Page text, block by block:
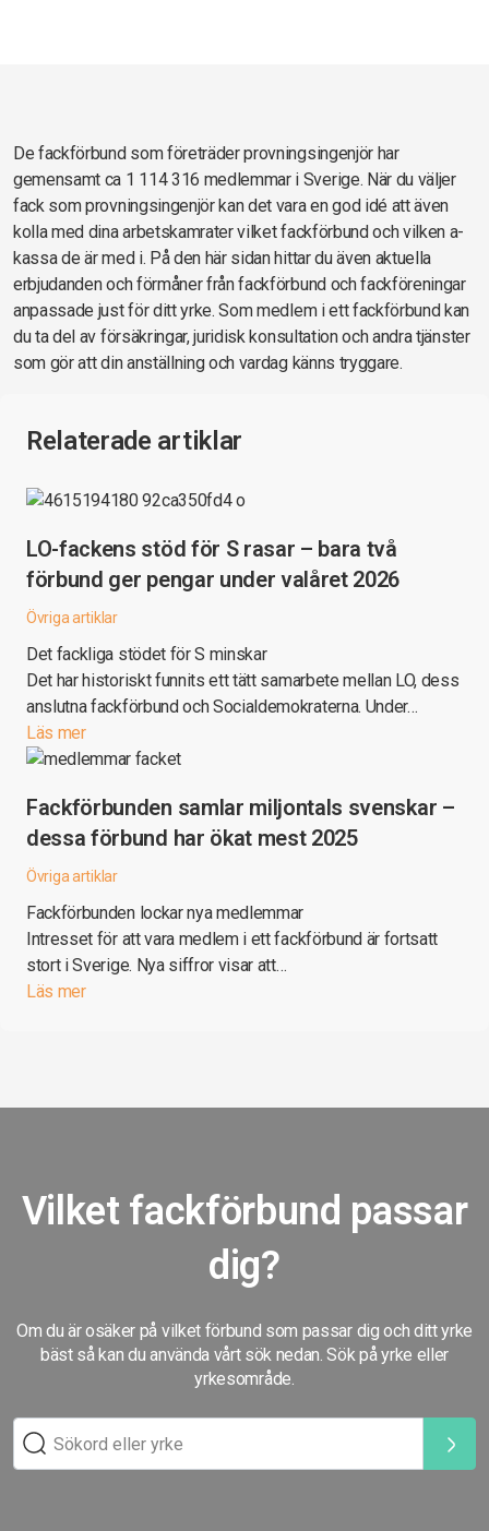
De fackförbund som företräder provningsingenjör har
gemensamt ca 1 114 316 medlemmar i Sverige. När du väljer
fack som provningsingenjör kan det vara en god idé att även
kolla med dina arbetskamrater vilket fackförbund och vilken a-
kassa de är med i. På den här sidan hittar du även aktuella
erbjudanden och förmåner från fackförbund och fackföreningar
anpassade just för ditt yrke. Som medlem i ett fackförbund kan
du ta del av försäkringar, juridisk konsultation och andra tjänster
som gör att din anställning och vardag känns tryggare.
Relaterade artiklar
LO-fackens stöd för S rasar – bara två
förbund ger pengar under valåret 2026
Övriga artiklar
Det fackliga stödet för S minskar
Det har historiskt funnits ett tätt samarbete mellan LO, dess
anslutna fackförbund och Socialdemokraterna. Under…
Läs mer
Fackförbunden samlar miljontals svenskar –
dessa förbund har ökat mest 2025
Övriga artiklar
Fackförbunden lockar nya medlemmar
Intresset för att vara medlem i ett fackförbund är fortsatt
stort i Sverige. Nya siffror visar att…
Läs mer
Vilket fackförbund passar
dig?
Om du är osäker på vilket förbund som passar dig och ditt yrke
bäst så kan du använda vårt sök nedan. Sök på yrke eller
yrkesområde.